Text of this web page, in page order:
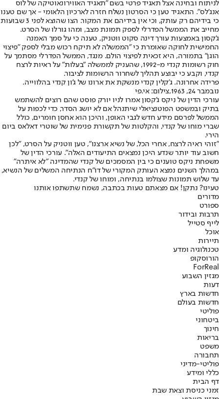
לניתוח ובחינה אצל תאגיד פרטי בשם "תאגיד האווירונאוטיקה של לוס
אנג'לס". התאגיד טען כי הסרטון נשלח חזרה לארכיון הלאומי - אך שם טענו
כי בידיהם רק עותק, וכי אין בידיהם את המקור. הצו שהוצא לפני 3 שבועות
מחייב את הממשל הפדרלי לספק תמונת מצב, ומהו גורלו של הסרט.
ג'קסון באמצעות עורך דינה סקוט ווטניק, טענה כי על סמך האמנה
החמישית לחוקה שאומרת כי "הממשלה לא תיקח רכוש מבלי לספק "פיצוי
הוגן" בתמורה, היא זכאית לפיצוי הולם. מנגד, הממשל הפדרלי מסתמך על
חוק רשומות קנדי מ-1992, שהעניק לממשלה "בעלות" על ראיות לרצח
קנדי, וקבע כי יבוצע תהליך לשחרור הרשומות לציבור.
פרידה אחרונה. ג'קלין קנדי מנשקת את ארונו של ג'ון קנדי בהלווייה.
נובמבר 24, 1963,צילום: אי.פי
עורכי הדין של ניקס ג'קסון אמרו לניו יורק פוסט שהם רוצים להשתמש
בתיק ובמשפט הפוטנציאלי שיתנהל אם לא יושג הסדר, כדי לכפות על
הממשל לפרסם מידע חדש לגבי האופן, והיכן הוא אחסן חומרים, כולל
שברי מוחו של קנדי, והקלטות של תקשורת פנימית של שוטרי דאלאס ביום
הירי.
"זוהי ראיה לרצח, אחרי הכל, של נשיא ארצנו", טען ווטניק על הסרט, "לכן
חשוב עוד יותר שנדע היכן נמצאים התיעודים האלה". עורכי הדין של
משפחת ניקס טוענים כי בין המסמכים של קנדי שהמדינה "לא איתרה"
במהלך השנים נמצא העותק המקורי של דו"ח הנתיחה המשלים של הנשיא,
עד שלוש תמונות שצולמו בנתיחה, ומוחו של קנדי.
טעינו? נתקן! אם מצאתם טעות בכתבה, נשמח שתשתפו אותנו
מדורים
ספורט
תרבות ובידור
לייף סטייל
אוכל
תיירות
טכנולוגיה ומדע
הורוסקופ
ForReal
מגזין השבוע
דעות
חדשות בארץ
חדשות בעולם
פוליטי
ביטחוני
חינוך
בריאות
משפט
תחבורה
פוליטי-מדיני
כללי ומידע
דף הבית
זמני כניסת וצאת שבת